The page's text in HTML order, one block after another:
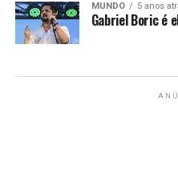
MUNDO 5 anos
Gabriel Boric é